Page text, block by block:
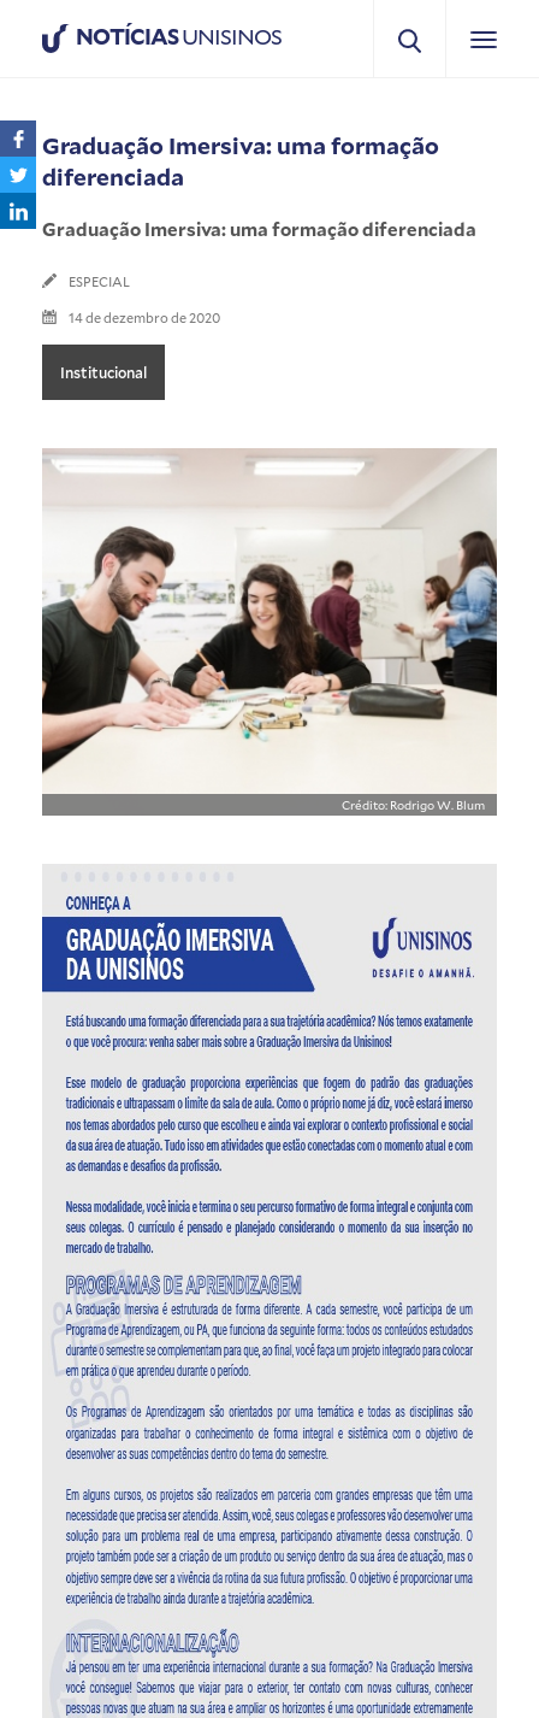
NOTÍCIASUNISINOS
Graduação Imersiva: uma formação
diferenciada
Graduação Imersiva: uma formação diferenciada
ESPECIAL
14 de dezembro de 2020
Institucional
Crédito: Rodrigo W. Blum